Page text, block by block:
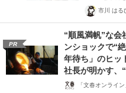
市川 はる
PR
“順風満帆”な会
ンショックで“
年待ち」のヒッ
社長が明かす、
「文春オンライ